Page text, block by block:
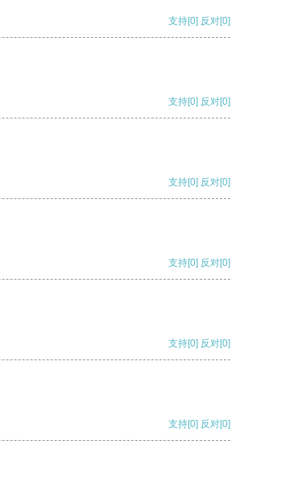
支持[0] 反对[0]
支持[0] 反对[0]
支持[0] 反对[0]
支持[0] 反对[0]
支持[0] 反对[0]
支持[0] 反对[0]